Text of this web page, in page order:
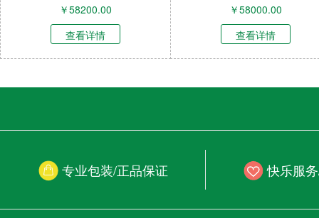
￥58200.00
查看详情
￥58000.00
查看详情
专业包装/正品保证 快乐服